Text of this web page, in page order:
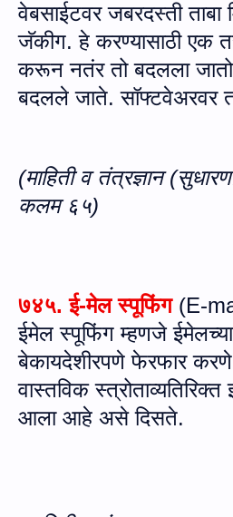
वेबसाईटवर जबरदस्ती
जॅकीग. हे करण्यासाठी एक
करून नतंर तो बदलला
बदलले जाते. सॉफ्टवेअरवर
(माहिती व तंत्रज्ञान
कलम६५)
७४५. ई-मेल स्पूफिंग (E-
ईमेल स्पूफिंगम्‍हणजेईमेलच्‍या
बेकायदेशीरपणे फेरफार
वास्तविक स्त्रोताव्यतिरिक्त
आला आहे असे दिसते.